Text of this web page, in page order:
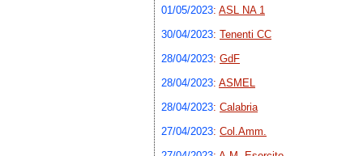
01/05/2023: ASL NA 1
30/04/2023: Tenenti CC
28/04/2023: GdF
28/04/2023: ASMEL
28/04/2023: Calabria
27/04/2023: Col.Amm.